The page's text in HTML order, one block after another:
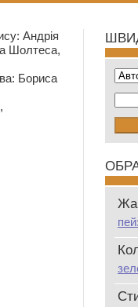
Андрія
Шолтеса,
Бориса